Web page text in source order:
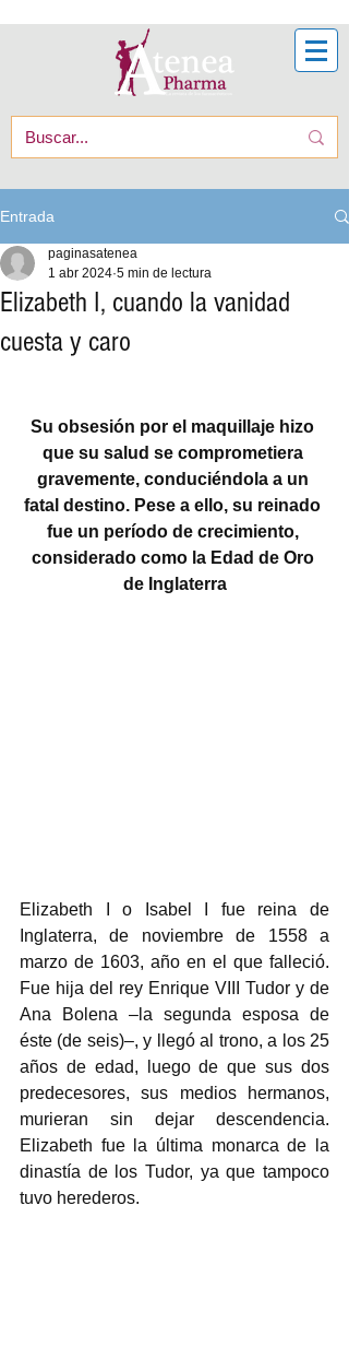
Entrada
Elizabeth I, cuando la vanidad
cuesta y caro
paginasatenea
1 abr 2024 5 min de lectura
Su obsesión por el maquillaje hizo
que su salud se comprometiera
gravemente, conduciéndola a un
fatal destino. Pese a ello, su reinado
fue un período de crecimiento,
considerado como la Edad de Oro
de Inglaterra
Elizabeth I o Isabel I fue reina de
Inglaterra, de noviembre de 1558 a
marzo de 1603, año en el que falleció.
Fue hija del rey Enrique VIII Tudor y de
Ana Bolena –la segunda esposa de
éste (de seis)–, y llegó al trono, a los 25
años de edad, luego de que sus dos
predecesores, sus medios hermanos,
murieran sin dejar descendencia.
Elizabeth fue la última monarca de la
dinastía de los Tudor, ya que tampoco
tuvo herederos.